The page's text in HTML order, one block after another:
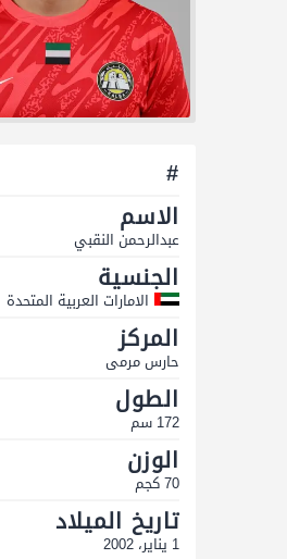
#
الاسم
عبدالرحمن النقبي
الجنسية
الامارات العربية المتحدة
المركز
حارس مرمى
الطول
172 سم
الوزن
70 كجم
تاريخ الميلاد
1 يناير، 2002